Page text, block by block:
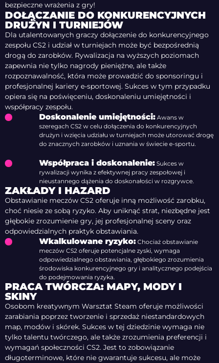
bezpieczne wrażenia z gry!
DOŁĄCZANIE DO KONKURENCYJNYCH
DRUŻYN I TURNIEJÓW
Dla utalentowanych graczy dołączenie do konkurencyjnego
zespołu CS2 i udział w turniejach może być bezpośrednią
drogą do zarobków. Rywalizacja na wyższych poziomach
zapewnia nie tylko nagrody pieniężne, ale także
rozpoznawalność, która może prowadzić do sponsoringu i
profesjonalnej kariery e-sportowej. Sukces w tym przypadku
opiera się na poświęceniu, doskonaleniu umiejętności i
współpracy zespołu.
Doskonalenie umiejętności: Awans w
szeregach CS2 w celu dołączenia do konkurencyjnych
drużyn i wzięcia udziału w turniejach może utorować drogę
do znacznych zarobków i uznania w świecie e-sportu.
Współpraca i doskonalenie: Sukces w
rywalizacji wynika z efektywnej pracy zespołowej i
nieustannego dążenia do doskonałości w rozgrywce.
ZAKŁADY I HAZARD
Obstawianie meczów CS2 oferuje inną możliwość zarobku,
choć niesie ze sobą ryzyko. Aby uniknąć strat, niezbędne jest
głębokie zrozumienie gry, jej profesjonalnej sceny oraz
odpowiedzialnych praktyk obstawiania.
Wkalkulowane ryzyko: Chociaż obstawianie
meczów CS2 oferuje potencjalne zyski, wymaga
odpowiedzialnego obstawiania, głębokiego zrozumienia
środowiska konkurencyjnego gry i analitycznego podejścia
do podejmowania ryzyka.
PRACA TWÓRCZA: MAPY, MODY I
SKINY
Osobom kreatywnym Warsztat Steam oferuje możliwości
zarabiania poprzez tworzenie i sprzedaż niestandardowych
map, modów i skórek. Sukces w tej dziedzinie wymaga nie
tylko talentu twórczego, ale także zrozumienia preferencji i
wymagań społeczności CS2. Jest to zobowiązanie
długoterminowe, które nie gwarantuje sukcesu, ale może